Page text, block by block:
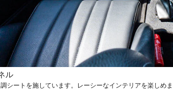
ル
シートを施しています。レーシーなインテリアを楽しめま